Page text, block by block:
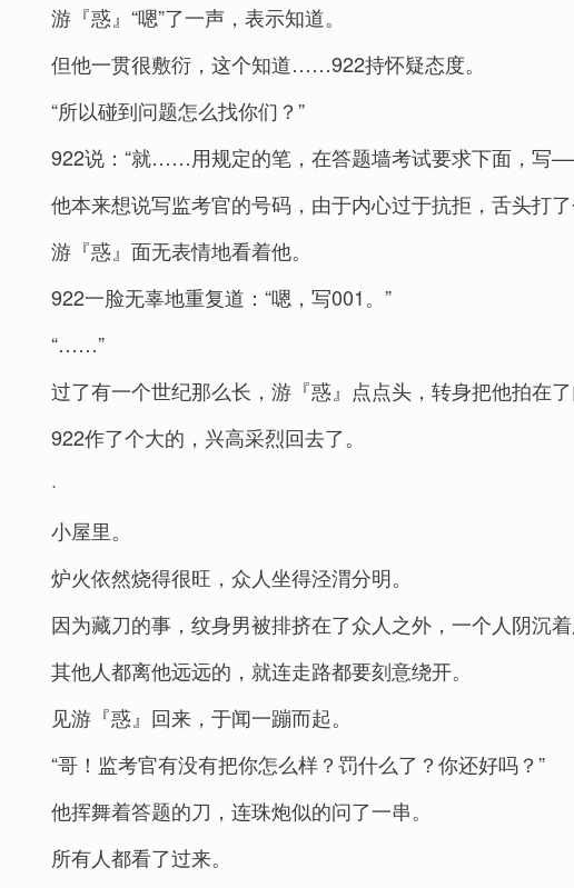
游『惑』“嗯”了一声，表示知道。
但他一贯很敷衍，这个知道……922持怀疑态度。
“所以碰到问题怎么找你们？”
922说：“就……用规定的笔，在答题墙考试要求下面，写
他本来想说写监考官的号码，由于内心过于抗拒，舌头打
游『惑』面无表情地看着他。
922一脸无辜地重复道：“嗯，写001。”
“……”
过了有一个世纪那么长，游『惑』点点头，转身把他拍在了
922作了个大的，兴高采烈回去了。
·
小屋里。
炉火依然烧得很旺，众人坐得泾渭分明。
因为藏刀的事，纹身男被排挤在了众人之外，一个人阴沉着
其他人都离他远远的，就连走路都要刻意绕开。
见游『惑』回来，于闻一蹦而起。
“哥！监考官有没有把你怎么样？罚什么了？你还好吗？”
他挥舞着答题的刀，连珠炮似的问了一串。
所有人都看了过来。